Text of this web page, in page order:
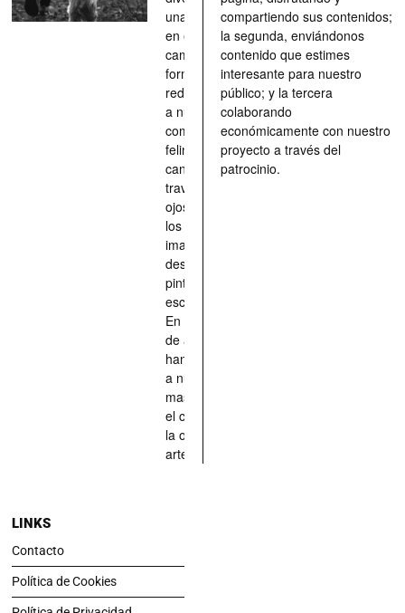
una parada
en el
camino, una
forma de
redescubrir
a nuestros
compañeros
felinos y
caninos a
través de los
ojos quienes
los han
imaginado,
descrito,
pintado,
esculpido...
En definitiva,
de aquellos
han situado
a nuestras
mascotas en
el centro de
la obra de
arte.
compartiendo sus contenidos;
la segunda, enviándonos
contenido que estimes
interesante para nuestro
público; y la tercera
colaborando
económicamente con nuestro
proyecto a través del
patrocinio.
LINKS
Contacto
Política de Cookies